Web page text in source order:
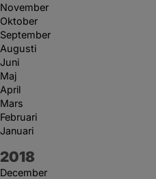
November
Oktober
September
Augusti
Juni
Maj
April
Mars
Februari
Januari
År:
2018
December